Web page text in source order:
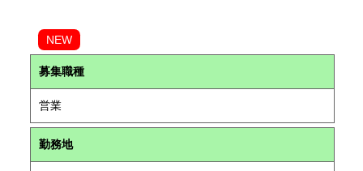
NEW
募集職種
営業
勤務地